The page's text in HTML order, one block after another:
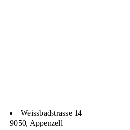
Weissbadstrasse 14
9050, Appenzell